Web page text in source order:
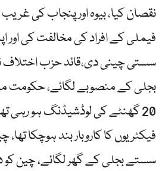
نقصان کیا، بیوہ اور پنجاب کی
فیملی کے افراد کی مخالفت کی اور
سستی چینی دی،قائد حزب
20 گھنٹے کی لوڈشیڈنگ ہو رہی
فیکٹریوں کا کاروبار بند ہوچکا
سستے بجلی کے گھر لگائے، چین